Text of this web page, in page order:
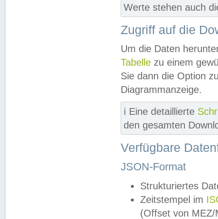
Werte stehen auch
Zugriff auf die
Um die Daten
Tabelle zu einem
Sie dann die Option
Diagrammanzeige.
ℹ️ Eine detaillierte
den gesamten
Verfügbare
JSON-Format
Strukturiertes
Zeitstempel im
(Offset von MEZ/